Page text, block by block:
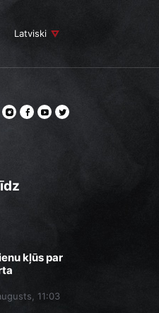
Latviski
kļūs par
11:03